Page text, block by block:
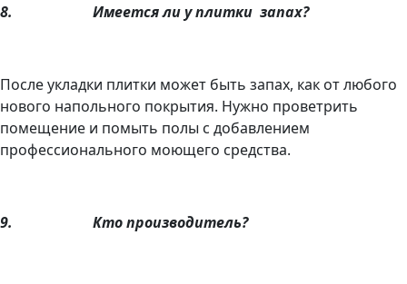
8. Имеется ли у плитки запах?
После укладки плитки может быть запах, как от любого
нового напольного покрытия. Нужно проветрить
помещение и помыть полы с добавлением
профессионального моющего средства.
9. Кто производитель?